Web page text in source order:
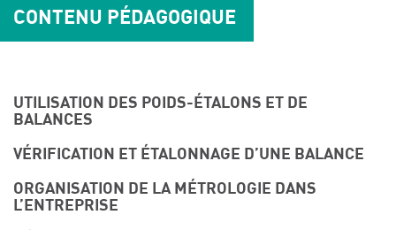
CONTENU PÉDAGOGIQUE
UTILISATION DES POIDS-ÉTALONS ET DE
BALANCES
VÉRIFICATION ET ÉTALONNAGE D’UNE BALANCE
ORGANISATION DE LA MÉTROLOGIE DANS
L’ENTREPRISE